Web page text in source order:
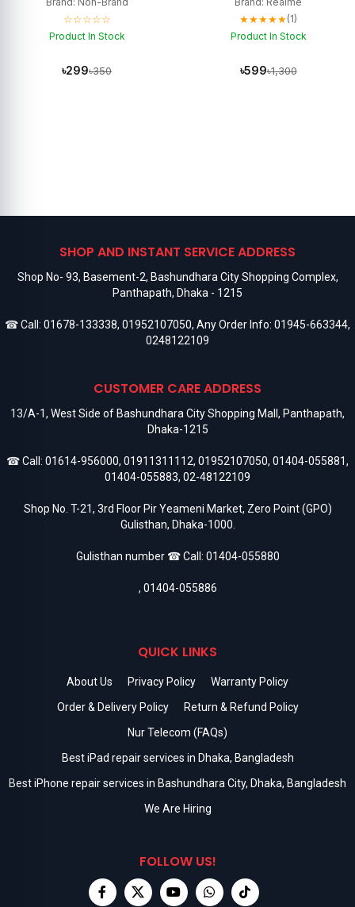
☆☆☆☆☆
Product In Stock
৳299৳350
★★★★★(1)
Product In Stock
৳599৳1,300
SHOP AND INSTANT SERVICE ADDRESS
Shop No- 93, Basement-2, Bashundhara City Shopping Complex,
Panthapath, Dhaka - 1215
☎ Call: 01678-133338, 01952107050, Any Order Info: 01945-663344,
0248122109
CUSTOMER CARE ADDRESS
13/A-1, West Side of Bashundhara City Shopping Mall, Panthapath,
Dhaka-1215
☎ Call: 01614-956000, 01911311112, 01952107050, 01404-055881,
01404-055883, 02-48122109
Shop No. T-21, 3rd Floor Pir Yeameni Market, Zero Point (GPO)
Gulisthan, Dhaka-1000.
Gulisthan number ☎ Call: 01404-055880
, 01404-055886
QUICK LINKS
About Us Privacy Policy
Warranty Policy
Order & Delivery Policy
Return & Refund Policy
Nur Telecom (FAQs)
Best iPad repair services in Dhaka, Bangladesh
Best iPhone repair services in Bashundhara City, Dhaka, Bangladesh
We Are Hiring
FOLLOW US!